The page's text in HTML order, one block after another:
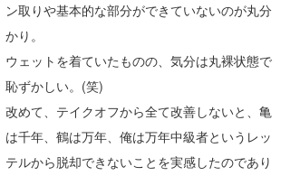
ン取りや基本的な部分ができていないのが丸分
かり。
ウェットを着ていたものの、気分は丸裸状態で
恥ずかしい。(笑)
改めて、テイクオフから全て改善しないと、亀
は千年、鶴は万年、俺は万年中級者というレッ
テルから脱却できないことを実感したのであり
まっきー
三輪予報士
小川予報士
上田純子
上條将美